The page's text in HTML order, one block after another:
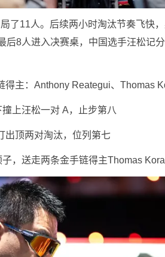
了11人。后续两小时淘汰节奏飞快
后8人进入决赛桌，中国选手汪松记
主：Anthony Reategui、Thomas
上汪松一对 A，止步第八
出顶两对淘汰，位列第七
，送走两条金手链得主Thomas Koral